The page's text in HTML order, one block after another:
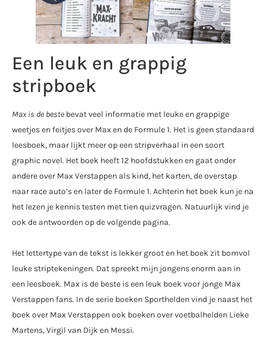
Een leuk en grappig
stripboek
Max is de bestebevat veel informatie met leuke en grappige
weetjes en feitjes over Max en de Formule 1. Het is geen standaard
leesboek, maar lijkt meer op een stripverhaal in een soort
graphic novel. Het boek heeft 12 hoofdstukken en gaat onder
andere over Max Verstappen als kind, het karten, de overstap
naar race auto’s en later de Formule 1. Achterin het boek kun je na
het lezen je kennis testen met tien quizvragen. Natuurlijk vind je
ook de antwoorden op de volgende pagina.
Het lettertype van de tekst is lekker groot en het boek zit bomvol
leuke striptekeningen. Dat spreekt mijn jongens enorm aan in
een leesboek. Max is de beste is een leuk boek voor jonge Max
Verstappen fans. In de serie boeken Sporthelden vind je naast het
boek over Max Verstappen ook boeken over voetbalhelden Lieke
Martens, Virgil van Dijk en Messi.